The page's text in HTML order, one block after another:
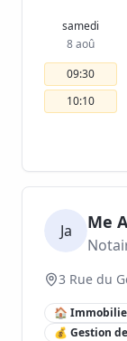
samedi
8 aoû
09:30
10:10
Ja Me
3 Rue du
🏠
💰 Gestion